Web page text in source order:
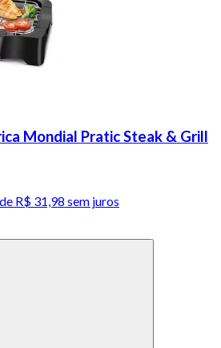
Mondial Pratic Steak & Grill
R$ 31,98 sem juros